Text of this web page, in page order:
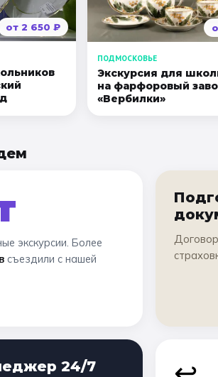
от 2 650 ₽
ПОДМОСКОВЬЕ
Экскурсия для
на фарфоровый
«Вербилки»
экскурсии. Более
съездили с нашей
24/7